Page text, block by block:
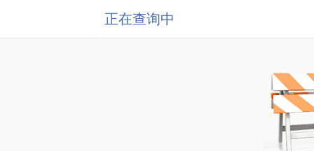
正在查询中